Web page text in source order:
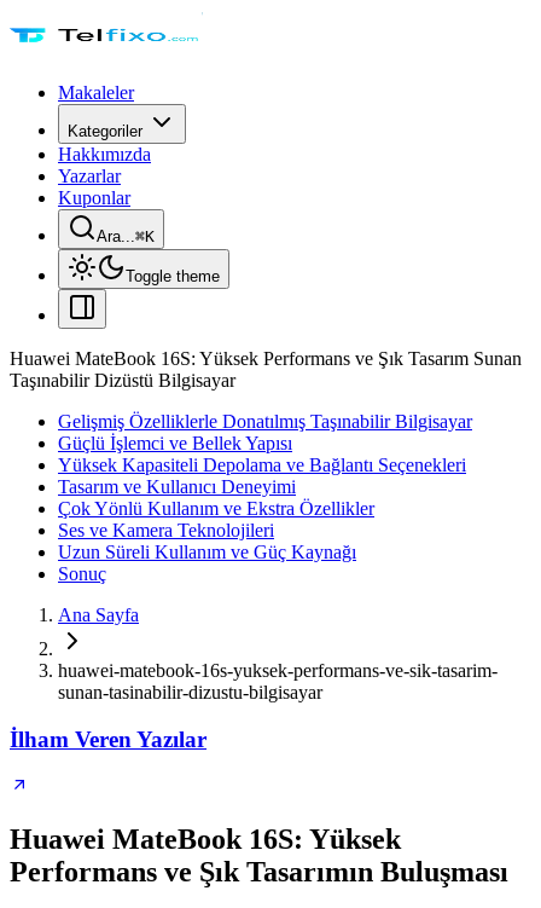
Makaleler
Kategoriler
Hakkımızda
Yazarlar
Kuponlar
Ara...⌘K
Toggle theme
Huawei MateBook 16S: Yüksek Performans ve Şık Tasarım Sunan
Taşınabilir Dizüstü Bilgisayar
Gelişmiş Özelliklerle Donatılmış Taşınabilir Bilgisayar
Güçlü İşlemci ve Bellek Yapısı
Yüksek Kapasiteli Depolama ve Bağlantı Seçenekleri
Tasarım ve Kullanıcı Deneyimi
Çok Yönlü Kullanım ve Ekstra Özellikler
Ses ve Kamera Teknolojileri
Uzun Süreli Kullanım ve Güç Kaynağı
Sonuç
Ana Sayfa
huawei-matebook-16s-yuksek-performans-ve-sik-tasarim-
sunan-tasinabilir-dizustu-bilgisayar
İlham Veren Yazılar
Huawei MateBook 16S: Yüksek
Performans ve Şık Tasarımın Buluşması